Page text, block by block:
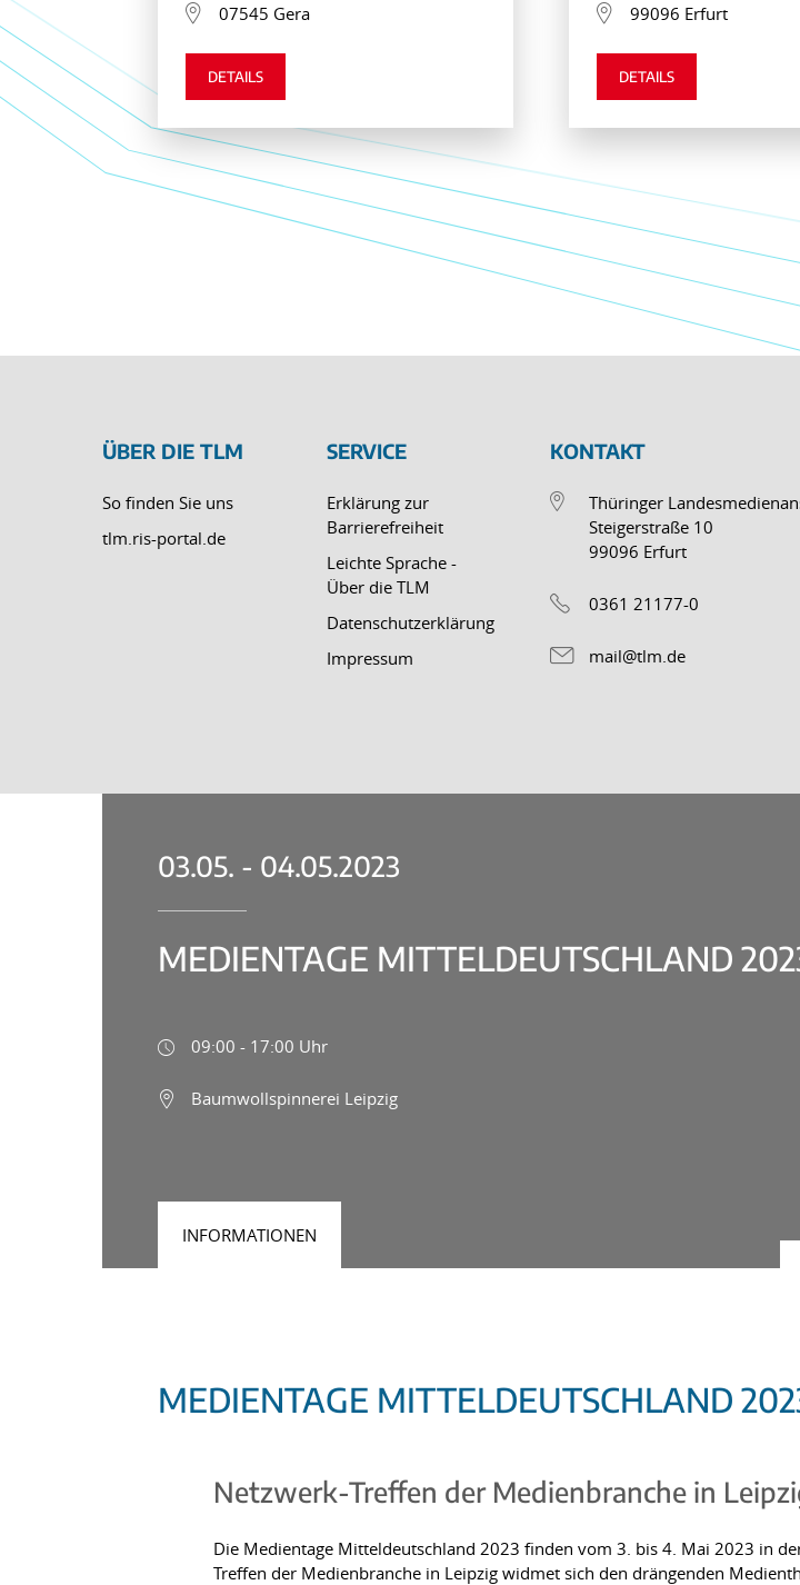
07545 Gera
DETAILS
99096 Erfurt
DETAILS
ÜBER DIE TLM
So finden Sie uns
tlm.ris-portal.de
SERVICE
Erklärung zur
Barrierefreiheit
Leichte Sprache -
Über die TLM
Datenschutzerklärung
Impressum
KONTAKT
Thüringer
Steigerstraße 10
99096 Erfurt
0361 21177-0
mail@tlm.de
03.05. - 04.05.2023
MEDIENTAGE MITTELDEUTSCHLAND
09:00 - 17:00 Uhr
Baumwollspinnerei Leipzig
INFORMATIONEN
MEDIENTAGE MITTELDEUTSCHLAND
Netzwerk-Treffen der Medienbranche in
Die Medientage Mitteldeutschland 2023 finden vom 3. bis 4. Mai 2023 in
Treffen der Medienbranche in Leipzig widmet sich den drängenden